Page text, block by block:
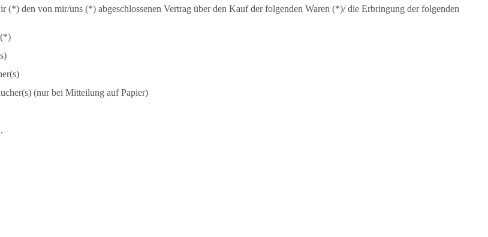
den von mir/uns (*) abgeschlossenen Vertrag über den Kauf der folgenden Waren (*)/ die Erbringung der folgenden
(nur bei Mitteilung auf Papier)